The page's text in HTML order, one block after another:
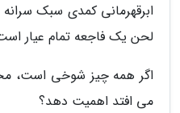
ابرقهرمانی کمدی سبک سرانه
لحن یک فاجعه تمام عیار
اگر همه چیز شوخی است،
می افتد اهمیت دهد؟